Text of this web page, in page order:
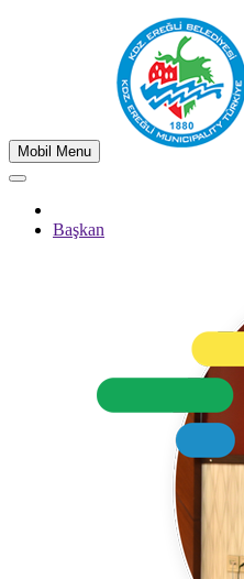
Mobil Menu
Başkan